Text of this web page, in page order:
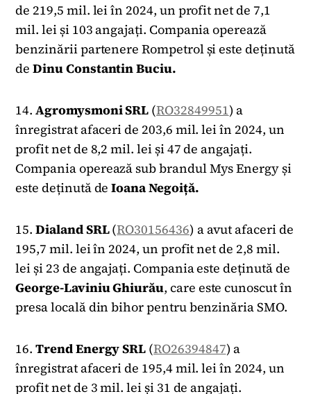
de 219,5 mil. lei în 2024, un profit net de 7,1
mil. lei și 103 angajați. Compania operează
benzinării partenere Rompetrol și este deținută
deDinu Constantin Buciu.
14.Agromysmoni SRL (RO32849951) a
înregistrat afaceri de 203,6 mil. lei în 2024, un
profit net de 8,2 mil. lei și 47 de angajați.
Compania operează sub brandul Mys Energy și
este deținută deIoana Negoiță.
15.Dialand SRL(RO30156436) a avut afaceri de
195,7 mil. lei în 2024, un profit net de 2,8 mil.
lei și 23 de angajați. Compania este deținută de
George-Laviniu Ghiurău, care este cunoscut în
presa locală din bihor pentru benzinăria SMO.
16.Trend Energy SRL (RO26394847) a
înregistrat afaceri de 195,4 mil. lei în 2024, un
profit net de 3 mil. lei și 31 de angajați.